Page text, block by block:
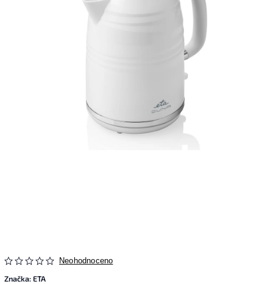
Neohodnoceno
Značka:ETA